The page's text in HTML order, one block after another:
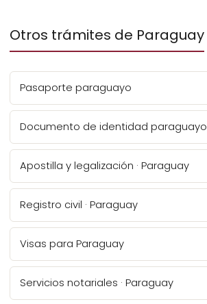
Otros trámites de Paraguay
Pasaporte paraguayo
Documento de identidad paraguayo
Apostilla y legalización · Paraguay
Registro civil · Paraguay
Visas para Paraguay
Servicios notariales · Paraguay